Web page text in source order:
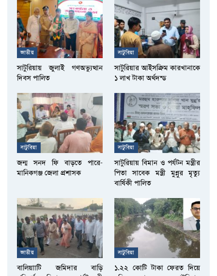
জাতীয়
সাটুরিয়ায় জুলাই গণঅভ্যুত্থান
দিবস পালিত
সাটুরিয়া
সাটুরিয়ার আইসক্রিম কারখানাকে
১ লাখ টাকা অর্থদন্ড
সাটুরিয়া
জন্ম সনদ ফি বাড়তে পারে-
মানিকগঞ্জ জেলা প্রশাসক
সাটুরিয়া
সাটুরিয়ায় বিমান ও পর্যটন মন্ত্রীর
পিতা সাবেক মন্ত্রী মুন্নুর মৃত্যু
বার্ষিকী পালিত
জাতীয়
বালিয়াাটি জমিদার বাড়ি
সাটুরিয়া
১.২২ কোটি টাকা ফেরত দিয়ে